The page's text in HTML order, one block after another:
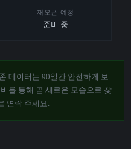
재오픈 예정
준비 중
데이터는 90일간 안전하게 보
를 통해 곧 새로운 모습으로 찾
연락 주세요.